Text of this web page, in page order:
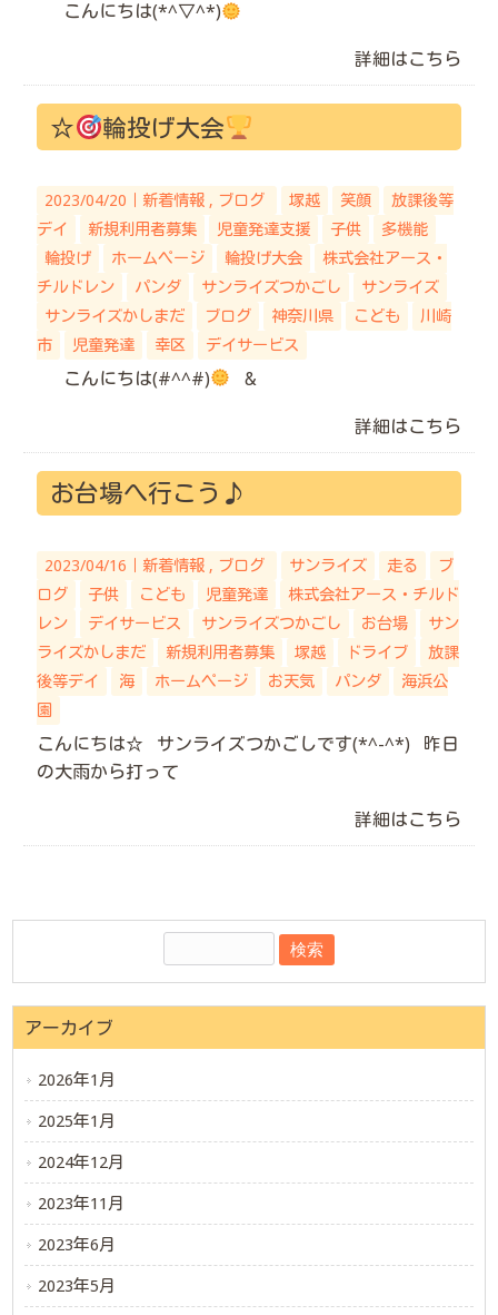
こんにちは(*^▽^*)
詳細はこちら
☆ 輪投げ大会
2023/04/20｜ 新着情報 ブログ 塚越 笑顔
放課後等
デイ
新規利用者募集 児童発達支援 子供
多機能
輪投げ
ホームページ 輪投げ大会
株式会社アース・
チルドレン
パンダ サンライズつかごし
サンライズ
サンライズかしまだ
ブログ 神奈川県 こども
川崎
市
児童発達 幸区 デイサービス
こんにちは(#^^#) &
詳細はこちら
お台場へ行こう♪
2023/04/16｜ 新着情報 ブログ サンライズ 走る
ブ
ログ
子供 こども 児童発達
株式会社アース・チルド
レン
デイサービス サンライズつかごし お台場
サン
ライズかしまだ
新規利用者募集 塚越 ドライブ
放課
後等デイ
海 ホームページ お天気 パンダ
海浜公
園
こんにちは☆ サンライズつかごしです(*^-^*) 昨日
の大雨から打って
詳細はこちら
アーカイブ
2026年1月
2025年1月
2024年12月
2023年11月
2023年6月
2023年5月